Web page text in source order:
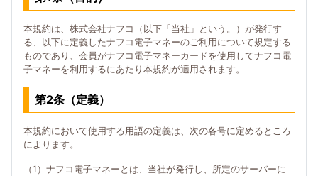
本規約は、株式会社ナフコ（以下「当社」という。）が発行す
る、以下に定義したナフコ電子マネーのご利用について規定する
ものであり、会員がナフコ電子マネーカードを使用してナフコ電
子マネーを利用するにあたり本規約が適用されます。
第2条（定義）
本規約において使用する用語の定義は、次の各号に定めるところ
によります。
（1）ナフコ電子マネーとは、当社が発行し、所定のサーバーに